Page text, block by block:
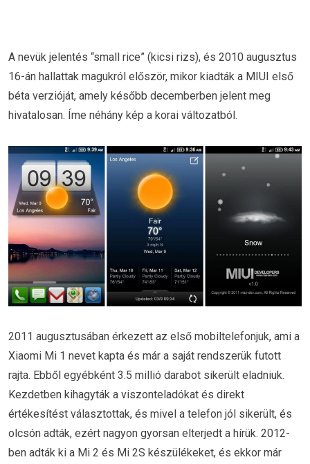
A nevük jelentés “small rice” (kicsi rizs), és 2010 augusztus
16-án hallattak magukról először, mikor kiadták a MIUI első
béta verzióját, amely később decemberben jelent meg
hivatalosan. Íme néhány kép a korai változatból.
2011 augusztusában érkezett az első mobiltelefonjuk, ami a
Xiaomi Mi 1 nevet kapta és már a saját rendszerük futott
rajta. Ebből egyébként 3.5 millió darabot sikerült eladniuk.
Kezdetben kihagyták a viszonteladókat és direkt
értékesítést választottak, és mivel a telefon jól sikerült, és
olcsón adták, ezért nagyon gyorsan elterjedt a hírük. 2012-
ben adták ki a Mi 2 és Mi 2S készülékeket, és ekkor már